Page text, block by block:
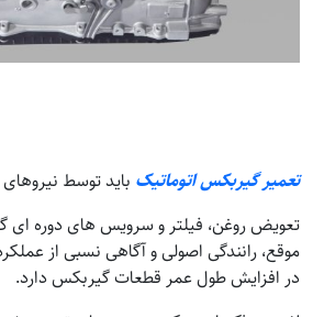
تعمیر گیربکس اتوماتیک باید توسط
تعویض روغن، فیلتر و سرویس‌ های دوره‌ ای
موقع، رانندگی اصولی و آگاهی نسبی از
در افزایش طول عمر قطعات گیربکس دارد.